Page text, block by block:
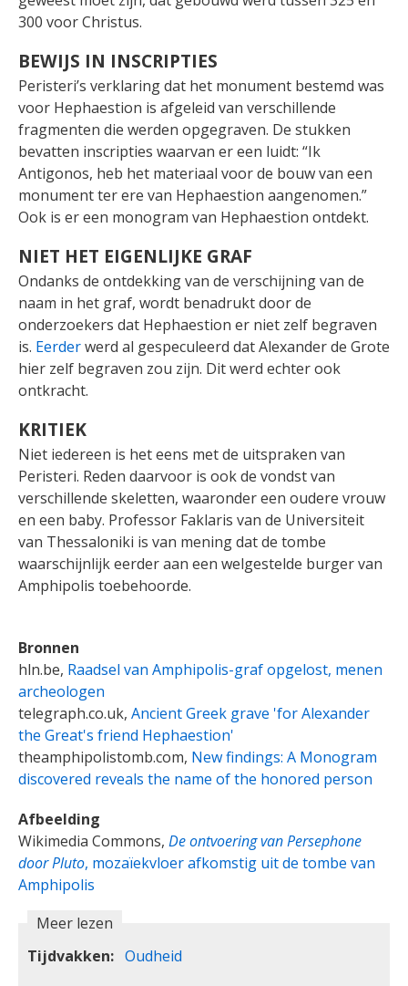
300 voor Christus.
BEWIJS IN INSCRIPTIES
Peristeri’s verklaring dat het monument bestemd was
voor Hephaestion is afgeleid van verschillende
fragmenten die werden opgegraven. De stukken
bevatten inscripties waarvan er een luidt: “Ik
Antigonos, heb het materiaal voor de bouw van een
monument ter ere van Hephaestion aangenomen.”
Ook is er een monogram van Hephaestion ontdekt.
NIET HET EIGENLIJKE GRAF
Ondanks de ontdekking van de verschijning van de
naam in het graf, wordt benadrukt door de
onderzoekers dat Hephaestion er niet zelf begraven
is. Eerderwerd al gespeculeerd dat Alexander de Grote
hier zelf begraven zou zijn. Dit werd echter ook
ontkracht.
KRITIEK
Niet iedereen is het eens met de uitspraken van
Peristeri. Reden daarvoor is ook de vondst van
verschillende skeletten, waaronder een oudere vrouw
en een baby. Professor Faklaris van de Universiteit
van Thessaloniki is van mening dat de tombe
waarschijnlijk eerder aan een welgestelde burger van
Amphipolis toebehoorde.
Bronnen
hln.be, Raadsel van Amphipolis-graf opgelost, menen
archeologen
telegraph.co.uk, Ancient Greek grave 'for Alexander
the Great's friend Hephaestion'
theamphipolistomb.com, New findings: A Monogram
discovered reveals the name of the honored person
Afbeelding
Wikimedia Commons, De ontvoering van Persephone
door Pluto, mozaïekvloer afkomstig uit de tombe van
Amphipolis
Meer lezen
Tijdvakken
Oudheid